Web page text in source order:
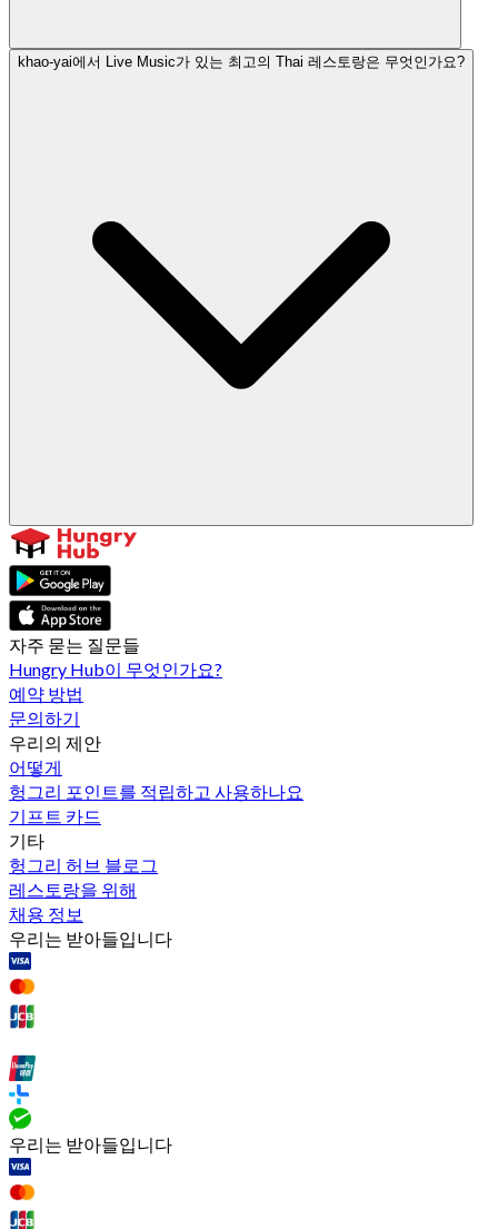
khao-yai에서 Live Music가 있는 최고의 Thai 레스토랑은 무엇인가요?
자주 묻는 질문들
Hungry Hub이 무엇인가요?
예약 방법
문의하기
우리의 제안
어떻게
헝그리 포인트를 적립하고 사용하나요
기프트 카드
기타
헝그리 허브 블로그
레스토랑을 위해
채용 정보
우리는 받아들입니다
우리는 받아들입니다